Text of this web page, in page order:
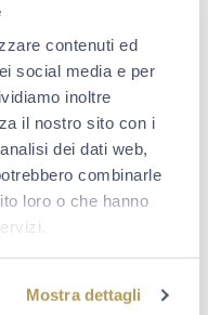
contenuti ed
social media e per
inoltre
il nostro sito con i
dei dati web,
combinarle
loro o che hanno
Mostra dettagli